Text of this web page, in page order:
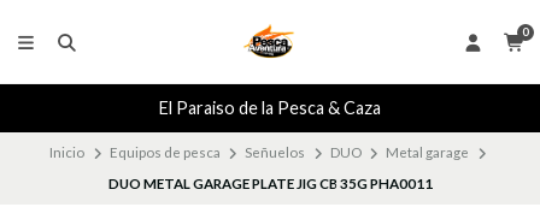
0
El Paraiso de la Pesca & Caza
Inicio Equipos de pesca Señuelos DUO
Metal garage
DUO METAL GARAGE PLATE JIG CB 35G PHA0011